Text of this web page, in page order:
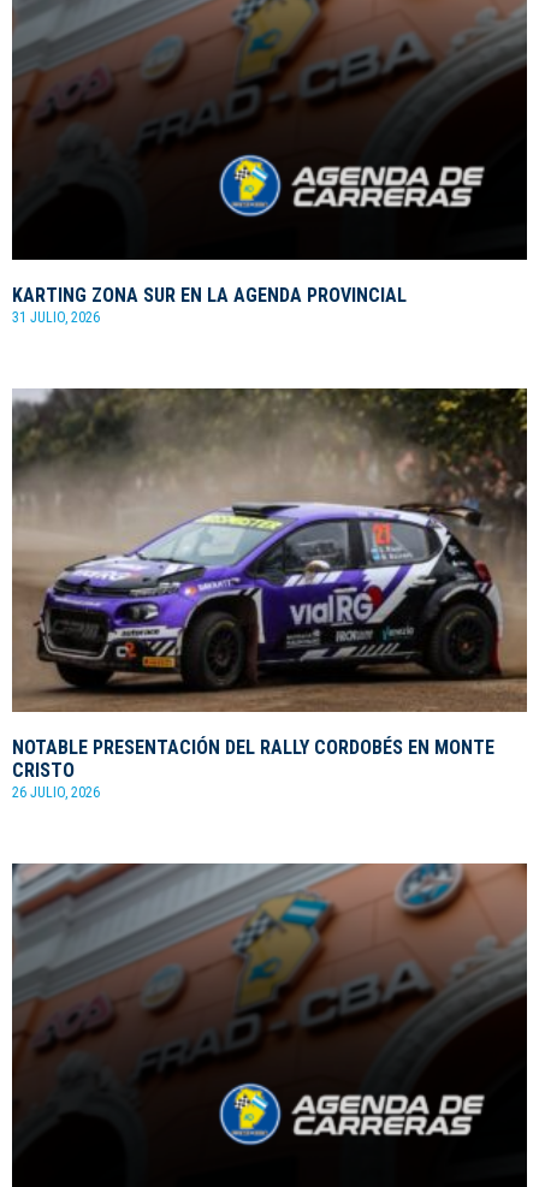
KARTING ZONA SUR EN LA AGENDA PROVINCIAL
31 JULIO, 2026
NOTABLE PRESENTACIÓN DEL RALLY CORDOBÉS EN MONTE
CRISTO
26 JULIO, 2026